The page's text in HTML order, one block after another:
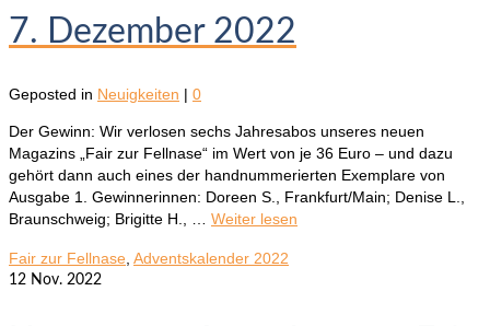
7. Dezember 2022
Geposted in Neuigkeiten | 0
Der Gewinn: Wir verlosen sechs Jahresabos unseres neuen
Magazins „Fair zur Fellnase“ im Wert von je 36 Euro – und dazu
gehört dann auch eines der handnummerierten Exemplare von
Ausgabe 1. Gewinnerinnen: Doreen S., Frankfurt/Main; Denise L.,
Braunschweig; Brigitte H., … Weiter lesen
Fair zur Fellnase Adventskalender 2022
12 Nov. 2022